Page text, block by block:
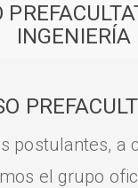
INGENIERÍA
postulantes, a
el grupo